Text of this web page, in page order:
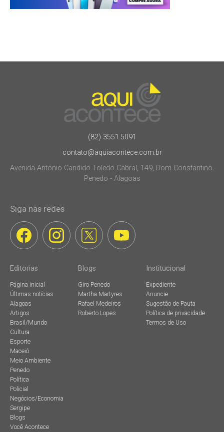
(82) 3551.5091
contato@aquiacontece.com.br
Avenida Antonio Candido Toledo Cabral, 149, Dom Constantino.
Penedo - Alagoas
Siga nas redes
Editorias
Página inicial
Últimas notícias
Alagoas
Artigos
Brasil/Mundo
Cultura
Esporte
Maceió
Meio Ambiente
Penedo
Política
Policial
Negócios/Economia
Sergipe
Blogs
Você Acontece
Blogs
Giro Penedo
Martha Martyres
Rafael Medeiros
Roberto Lopes
Institucional
Expediente
Anuncie
Sugestão de Pauta
Política de privacidade
Termos de Uso